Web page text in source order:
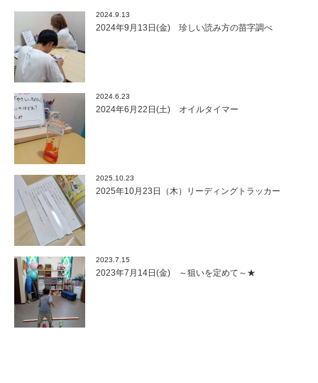
2024.9.13
2024年9月13日(金) 珍しい読み方の苗字調べ
2024.6.23
2024年6月22日(土) オイルタイマー
2025.10.23
2025年10月23日（木）リーディングトラッカー
2023.7.15
2023年7月14日(金) ～狙いを定めて～★